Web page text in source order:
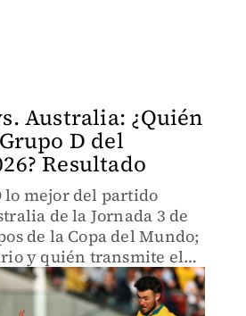
Australia: ¿Quién
D del
Resultado
lo mejor del partido
de la Jornada 3 de
de la Copa del Mundo;
y quién transmite el